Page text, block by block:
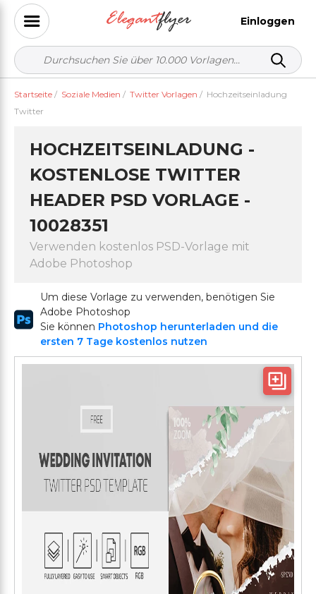
Einloggen
Startseite / Soziale Medien / Twitter Vorlagen / Hochzeitseinladung
Twitter
HOCHZEITSEINLADUNG -
KOSTENLOSE TWITTER
HEADER PSD VORLAGE -
10028351
Verwenden kostenlos PSD-Vorlage mit
Adobe Photoshop
Um diese Vorlage zu verwenden, benötigen Sie
Adobe Photoshop
Sie können Photoshop herunterladen und die
ersten 7 Tage kostenlos nutzen